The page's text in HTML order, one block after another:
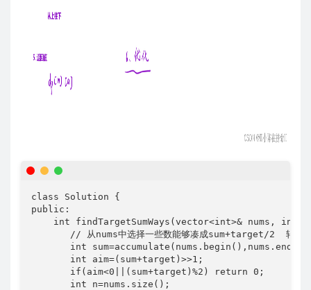
class Solution {
public:
int findTargetSumWays(vector<int>& nums, int
// 从nums中选择一些数能够凑成sum+target/2  转化
int
       int aim=(sum+target)>>1;
       if(aim<0||(sum+target)%2) return 0;
       int n=nums.size();